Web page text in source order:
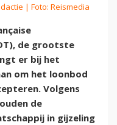
| Foto: Reismedia
de grootste
er bij het
om het loonbod
Volgens
de
in gijzeling